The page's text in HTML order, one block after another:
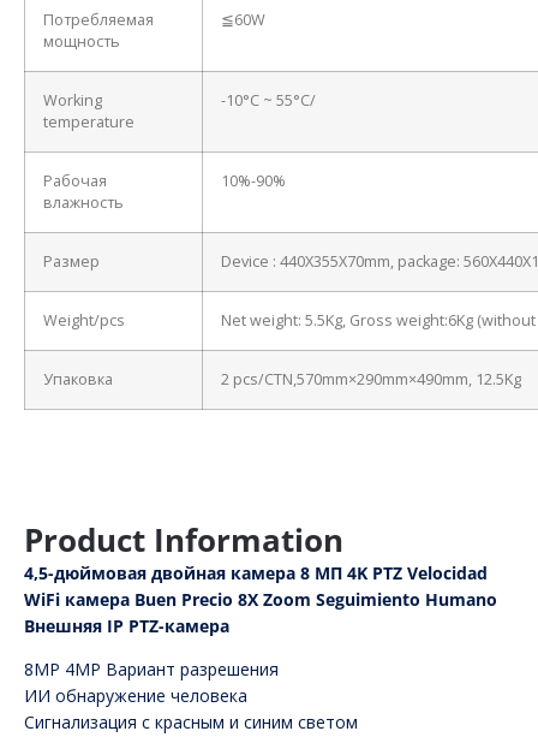
Потребляемая
мощность
≦60W
Working
temperature
-10°C ~ 55°C/
Рабочая
влажность
10%-90%
Размер Device : 440X355X70mm, package:
Weight/pcs Net weight: 5.5Kg, Gross weight:6Kg (without
Упаковка 2 pcs/CTN,570mm×290mm×490mm, 12.5Kg
Product Information
4,5-дюймовая двойная камера 8 МП 4K PTZ Velocidad
WiFi камера Buen Precio 8X Zoom Seguimiento Humano
Внешняя IP PTZ-камера
8MP 4MP Вариант разрешения
ИИ обнаружение человека
Сигнализация с красным и синим светом